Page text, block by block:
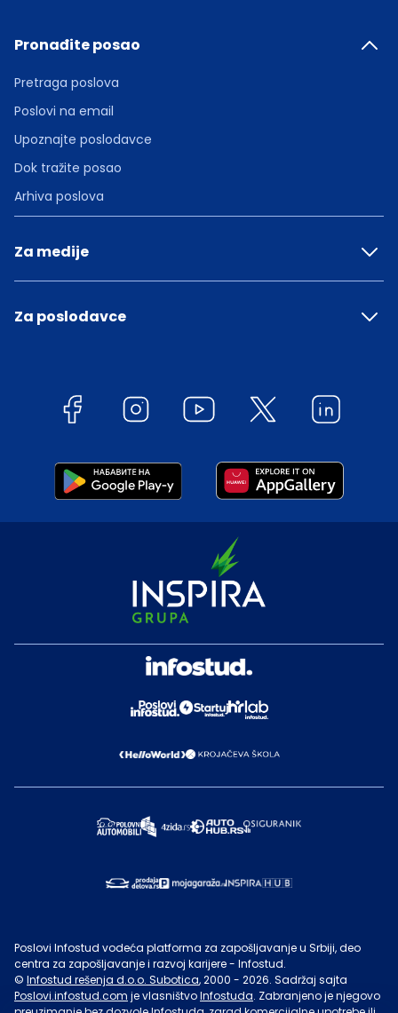
Pronađite posao
Pretraga poslova
Poslovi na email
Upoznajte poslodavce
Dok tražite posao
Arhiva poslova
Za medije
Za poslodavce
Poslovi Infostud vodeća platforma za zapošljavanje u Srbiji, deo
centra za zapošljavanje i razvoj karijere - Infostud.
© Infostud rešenja d.o.o. Subotica, 2000 - 2026. Sadržaj sajta
Poslovi.infostud.com je vlasništvoInfostuda. Zabranjeno je njegovo